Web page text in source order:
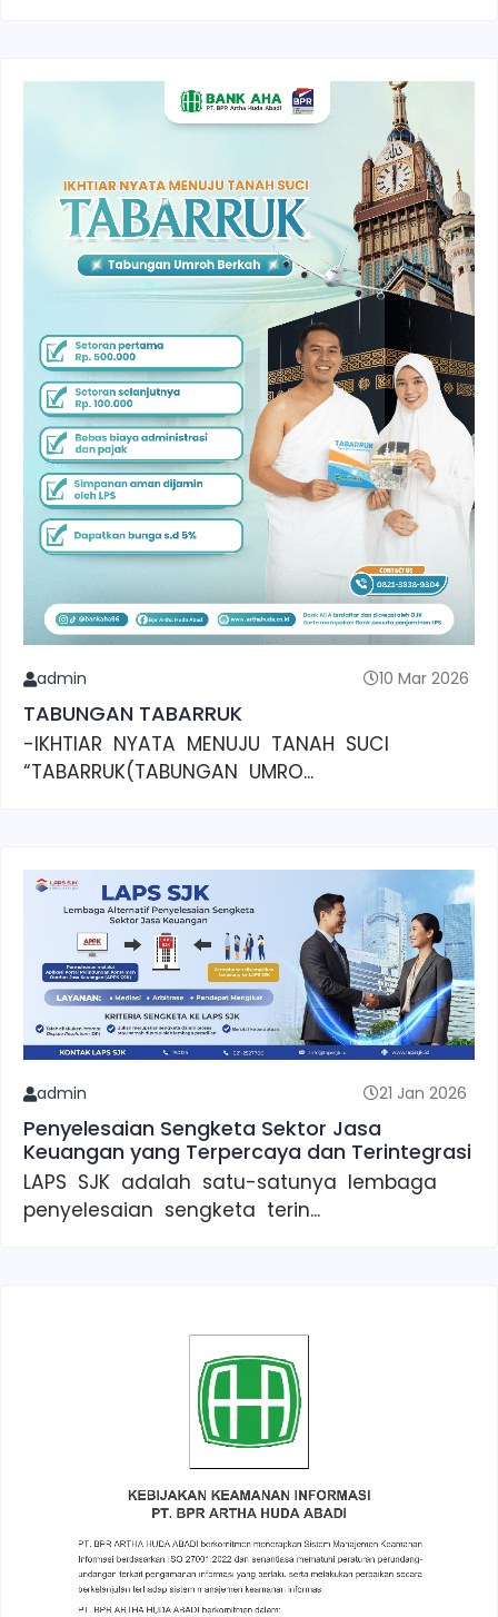
admin 10 Mar 2026
TABUNGAN TABARRUK
-IKHTIAR NYATA MENUJU TANAH SUCI
“TABARRUK(TABUNGAN UMRO...
admin 21 Jan 2026
Penyelesaian Sengketa Sektor Jasa
Keuangan yang Terpercaya dan Terintegrasi
LAPS SJK adalah satu-satunya lembaga
penyelesaian sengketa terin...